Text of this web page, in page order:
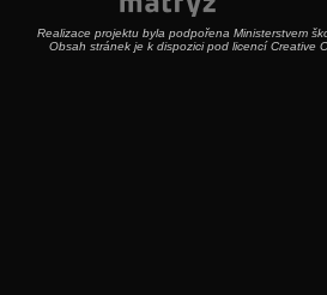
Realizace projektu byla podpořena Ministerstvem
Obsah stránek je k dispozici pod licencí Creative